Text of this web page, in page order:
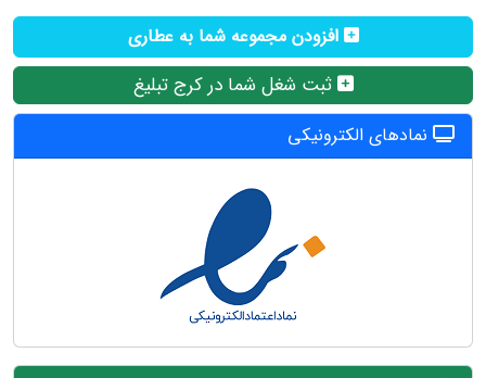
افزودن مجموعه شما به عطاری
ثبت شغل شما در کرج تبلیغ
نمادهای الکترونیکی